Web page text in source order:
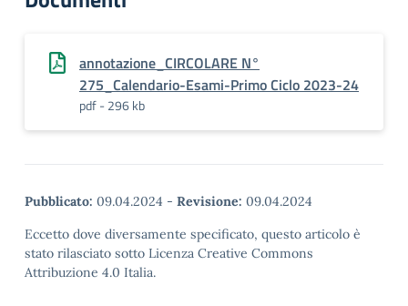
annotazione_CIRCOLARE N°
275_Calendario-Esami-Primo Ciclo 2023-24
pdf - 296 kb
Pubblicato: 09.04.2024 - Revisione: 09.04.2024
Eccetto dove diversamente specificato, questo articolo è
stato rilasciato sotto Licenza Creative Commons
Attribuzione 4.0 Italia.